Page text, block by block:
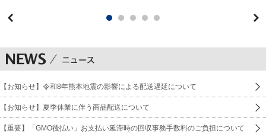
【お知らせ】令和8年熊本地震の影響による配送遅延について
【お知らせ】夏季休業に伴う商品配送について
【重要】「GMO後払い」お支払い延滞時の回収事務手数料のご負担について